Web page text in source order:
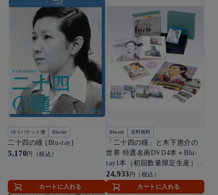
ゆうパケット便 Blu-ray
二十四の瞳 [Blu-ray]
5,170円（税込）
カートに入れる
Blu-ray 送料無料
「二十四の瞳」と木下惠介の
世界 特選名画DVD4本＋Blu-
ray1本（初回数量限定生産）
[Blu-ray]
24,933 円（税込）
カートに入れる